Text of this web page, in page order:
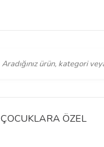
ÇOCUKLARA ÖZEL